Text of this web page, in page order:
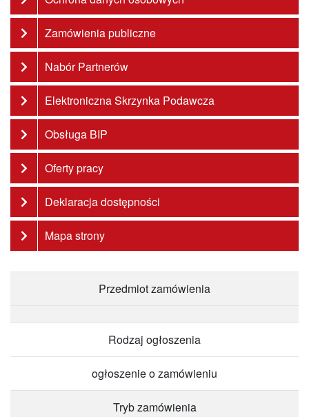
Zamówienia publiczne
Nabór Partnerów
Elektroniczna Skrzynka Podawcza
Obsługa BIP
Oferty pracy
Deklaracja dostępności
Mapa strony
Przedmiot zamówienia
Rodzaj ogłoszenia
ogłoszenie o zamówieniu
Tryb zamówienia